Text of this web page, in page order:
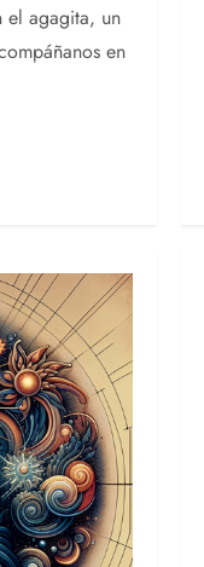
el agagita, un
en